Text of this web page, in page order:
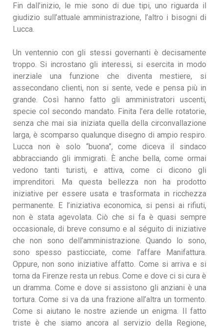
Fin dall’inizio, le mie sono di due tipi, uno riguarda il
giudizio sull’attuale amministrazione, l’altro i bisogni di
Lucca.
Un ventennio con gli stessi governanti è decisamente
troppo. Si incrostano gli interessi, si esercita in modo
inerziale una funzione che diventa mestiere, si
assecondano clienti, non si sente, vede e pensa più in
grande. Così hanno fatto gli amministratori uscenti,
specie col secondo mandato. Finita l’era delle rotatorie,
senza che mai sia iniziata quella della circonvallazione
larga, è scomparso qualunque disegno di ampio respiro.
Lucca non è solo “buona”, come diceva il sindaco
abbracciando gli immigrati. È anche bella, come ormai
vedono tanti turisti, e attiva, come ci dicono gli
imprenditori. Ma questa bellezza non ha prodotto
iniziative per essere usata e trasformata in ricchezza
permanente. E l’iniziativa economica, si pensi ai rifiuti,
non è stata agevolata. Ciò che si fa è quasi sempre
occasionale, di breve consumo e al séguito di iniziative
che non sono dell’amministrazione. Quando lo sono,
sono spesso pasticciate, come l’affare Manifattura.
Oppure, non sono iniziative affatto. Come si arriva e si
torna da Firenze resta un rebus. Come e dove ci si cura è
un dramma. Come e dove si assistono gli anziani è una
tortura. Come si va da una frazione all’altra un tormento.
Come si aiutano le nostre aziende un enigma. Il fatto
triste è che siamo ancora al servizio della Regione,